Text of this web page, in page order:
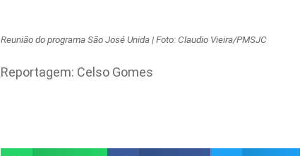
Reunião do programa São José Unida | Foto: Claudio Vieira/PMSJC
Reportagem: Celso Gomes